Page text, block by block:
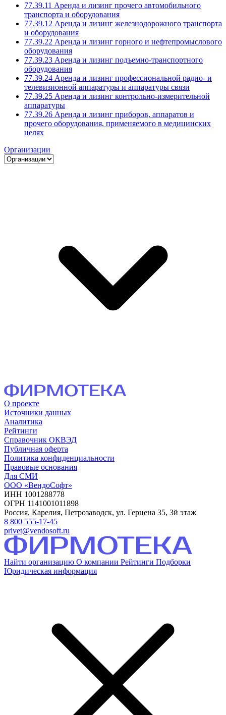
77.39.11 Аренда и лизинг прочего автомобильного
транспорта и оборудования
77.39.12 Аренда и лизинг железнодорожного транспорта
и оборудования
77.39.22 Аренда и лизинг горного и нефтепромыслового
оборудования
77.39.23 Аренда и лизинг подъемно-транспортного
оборудования
77.39.24 Аренда и лизинг профессиональной радио- и
телевизионной аппаратуры и аппаратуры связи
77.39.25 Аренда и лизинг контрольно-измерительной
аппаратуры
77.39.26 Аренда и лизинг приборов, аппаратов и
прочего оборудования, применяемого в медицинских
целях
Организации
О проекте
Источники данных
Аналитика
Рейтинги
Справочник ОКВЭД
Публичная оферта
Политика конфиденциальности
Правовые основания
Для СМИ
ООО «ВендоСофт»
ИНН 1001288778
ОГРН 1141001011898
Россия, Карелия, Петрозаводск, ул. Герцена 35, 3й этаж
8 800 555-17-45
privet@vendosoft.ru
Найти организацию О компании Рейтинги Подборки
Юридическая информация